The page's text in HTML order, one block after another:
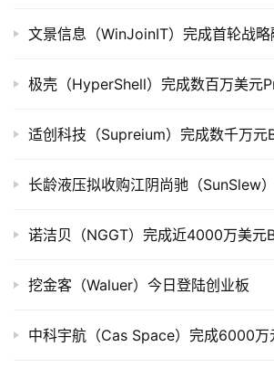
投
业
院
文景信息（WinJoinIT）完成首轮战略
极壳（HyperShell）完成数百万美元
适创科技（Supreium）完成数千万元
长龄液压拟收购江阴尚驰（SunSlew
诺洁贝（NGGT）完成近4000万美元
挖金客（Waluer）今日登陆创业板
中科宇航（Cas Space）完成6000万